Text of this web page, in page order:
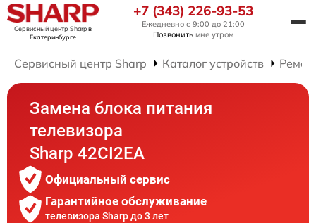
Сервисный центр Sharpв
Екатеринбурге
+7 (343) 226-93-53
Ежедневно с 9:00 до 21:00
Позвонить мне утром
Сервисный центр Sharp Каталог устройств
Замена блока питания
телевизора
Sharp 42CI2EA
Официальный сервис
Гарантийное обслуживание
телевизора Sharp до 3 лет